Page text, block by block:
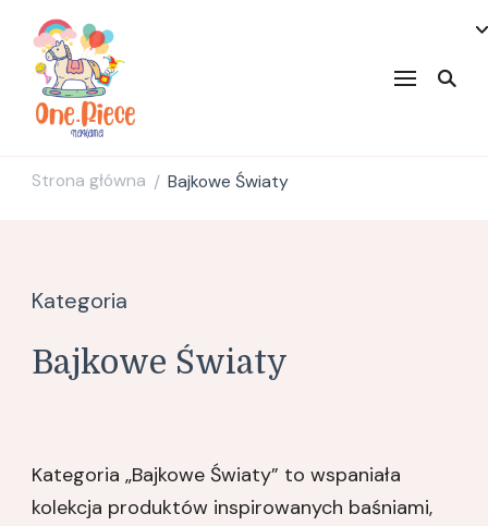
Strona główna / Bajkowe Światy
Kategoria
Bajkowe Światy
Kategoria „Bajkowe Światy” to wspaniała
kolekcja produktów inspirowanych baśniami,